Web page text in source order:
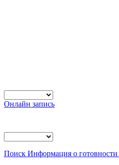
Онлайн запись
Поиск Информация о готовности